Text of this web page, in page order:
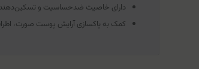
دارای خاصیت ضدحساسیت و
کمک به پاکسازی آرایش پوست صورت،